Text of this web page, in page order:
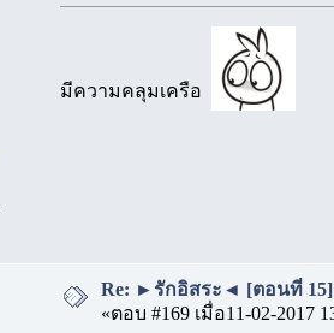
มีความคลุมเครือ
Re: ►รักอิสระ◄ [ตอนที่ 15]
«ตอบ #169 เมื่อ11-02-2017